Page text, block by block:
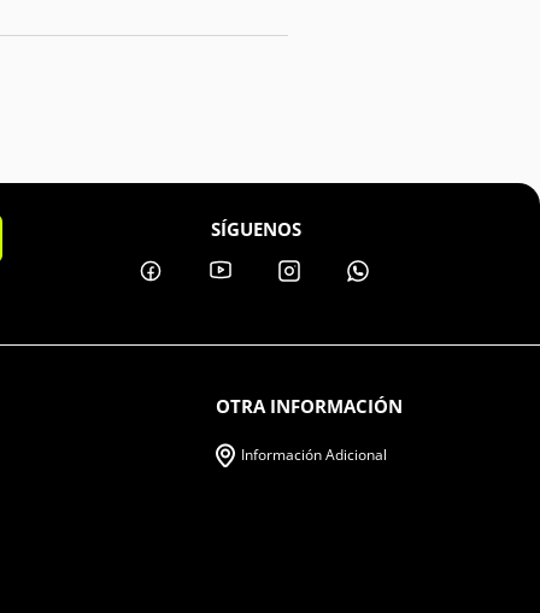
SÍGUENOS
OTRA INFORMACIÓN
Información Adicional